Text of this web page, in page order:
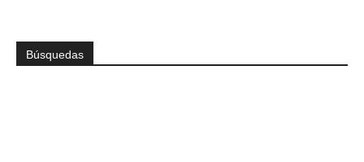
Búsquedas